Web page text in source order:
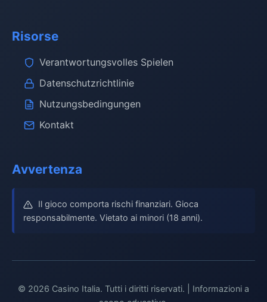
Risorse
Verantwortungsvolles Spielen
Datenschutzrichtlinie
Nutzungsbedingungen
Kontakt
Avvertenza
Il gioco comporta rischi finanziari. Gioca
responsabilmente. Vietato ai minori (18 anni).
© 2026 Casino Italia. Tutti i diritti riservati. | Informazioni a